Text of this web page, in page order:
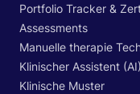
Portfolio Tracker &
Assessments
Manuelle therapie
Klinischer Assistent (AI)
Klinische Muster